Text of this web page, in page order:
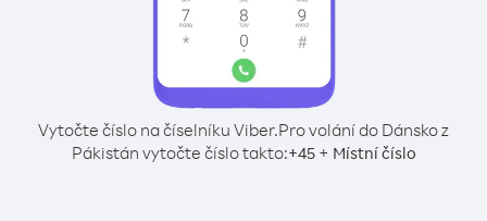
Vytočte číslo na číselníku Viber.Pro volání do Dánsko z
Pákistán vytočte číslo takto:+45+ Místní číslo